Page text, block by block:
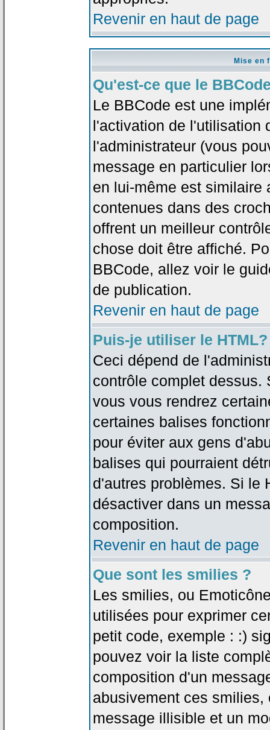
Revenir en haut de page
Mise en
Qu'est-ce que le
Le BBCode est une
l'activation de l'utilisation
l'administrateur (vous
message en particulier
en lui-même est similaire
contenues dans des
offrent un meilleur
chose doit être affiché.
BBCode, allez voir le
de publication.
Revenir en haut de page
Puis-je utiliser le HTML?
Ceci dépend de
contrôle complet dessus.
vous vous rendrez
certaines balises
pour éviter aux gens
balises qui pourraient
d'autres problèmes. Si le
désactiver dans un
composition.
Revenir en haut de page
Que sont les smilies ?
Les smilies, ou
utilisées pour exprimer
petit code, exemple : :)
pouvez voir la liste
composition d'un
abusivement ces
message illisible et un